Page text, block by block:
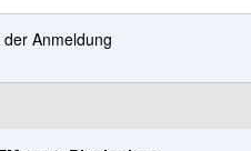
Anmeldung